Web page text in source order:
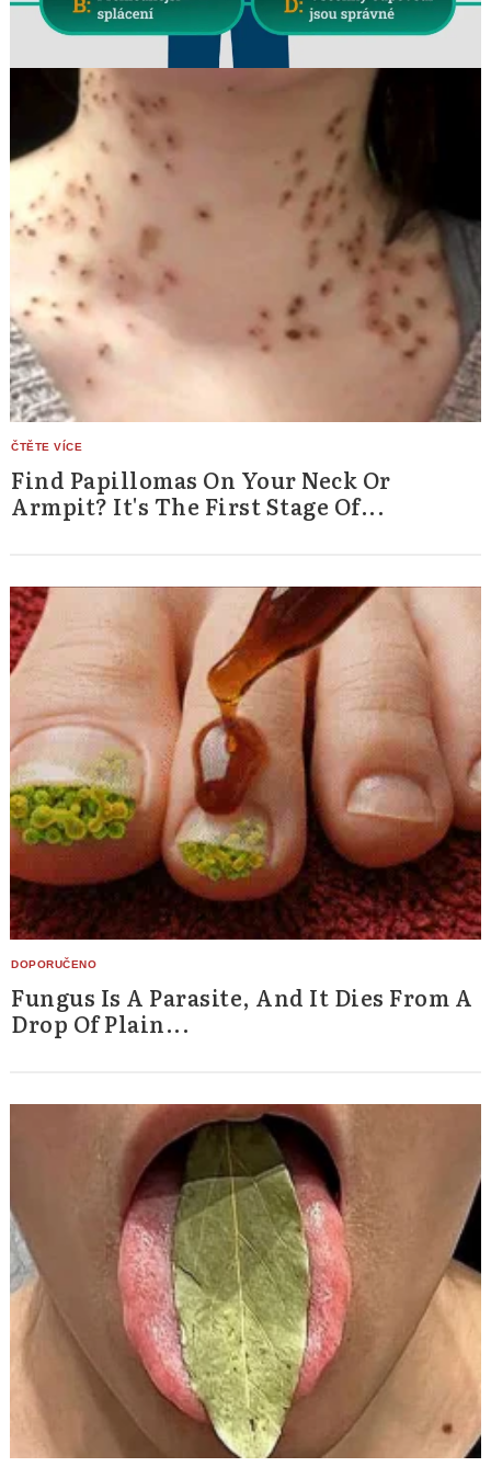
Find Papillomas On Your Neck Or
Armpit? It's The First Stage Of...
Fungus Is A Parasite, And It Dies From A
Drop Of Plain...